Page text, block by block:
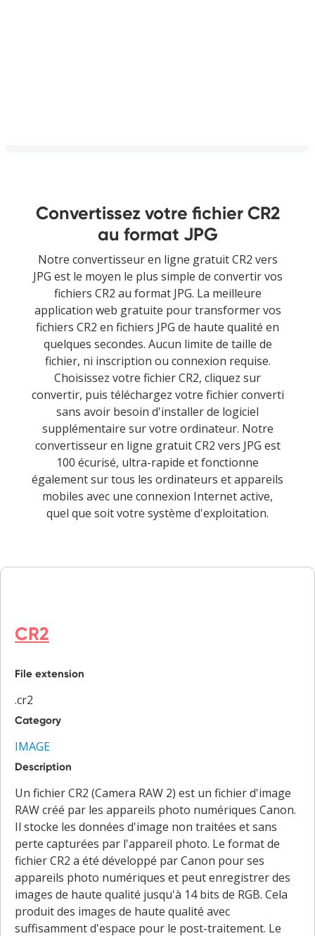
Convertissez votre fichier CR2
au format JPG
Notre convertisseur en ligne gratuit CR2 vers
JPG est le moyen le plus simple de convertir vos
fichiers CR2 au format JPG. La meilleure
application web gratuite pour transformer vos
fichiers CR2 en fichiers JPG de haute qualité en
quelques secondes. Aucun limite de taille de
fichier, ni inscription ou connexion requise.
Choisissez votre fichier CR2, cliquez sur
convertir, puis téléchargez votre fichier converti
sans avoir besoin d'installer de logiciel
supplémentaire sur votre ordinateur. Notre
convertisseur en ligne gratuit CR2 vers JPG est
100 écurisé, ultra-rapide et fonctionne
également sur tous les ordinateurs et appareils
mobiles avec une connexion Internet active,
quel que soit votre système d'exploitation.
CR2
File extension
.cr2
Category
IMAGE
Description
Un fichier CR2 (Camera RAW 2) est un fichier d'image
RAW créé par les appareils photo numériques Canon.
Il stocke les données d'image non traitées et sans
perte capturées par l'appareil photo. Le format de
fichier CR2 a été développé par Canon pour ses
appareils photo numériques et peut enregistrer des
images de haute qualité jusqu'à 14 bits de RGB. Cela
produit des images de haute qualité avec
suffisamment d'espace pour le post-traitement. Le